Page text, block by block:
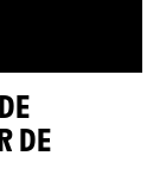
DE